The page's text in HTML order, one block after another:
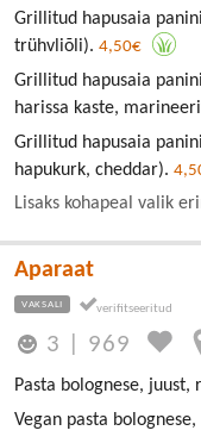
Grillitud hapusaia
trühvliõli). 4,50€
Grillitud hapusaia
harissa kaste,
Grillitud hapusaia
hapukurk, cheddar).
Lisaks kohapeal valik
Aparaat
VAKSALI
3 969
Pasta bolognese, juust,
Vegan pasta